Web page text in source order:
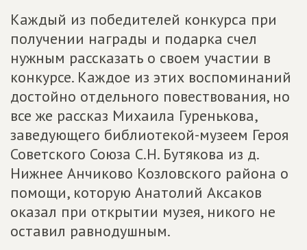
Каждый из победителей конкурса при
получении награды и подарка счел
нужным рассказать о своем участии в
конкурсе. Каждое из этих воспоминаний
достойно отдельного повествования, но
все же рассказ Михаила Гуренькова,
заведующего библиотекой-музеем Героя
Советского Союза С.Н. Бутякова из д.
Нижнее Анчиково Козловского района о
помощи, которую Анатолий Аксаков
оказал при открытии музея, никого не
оставил равнодушным.